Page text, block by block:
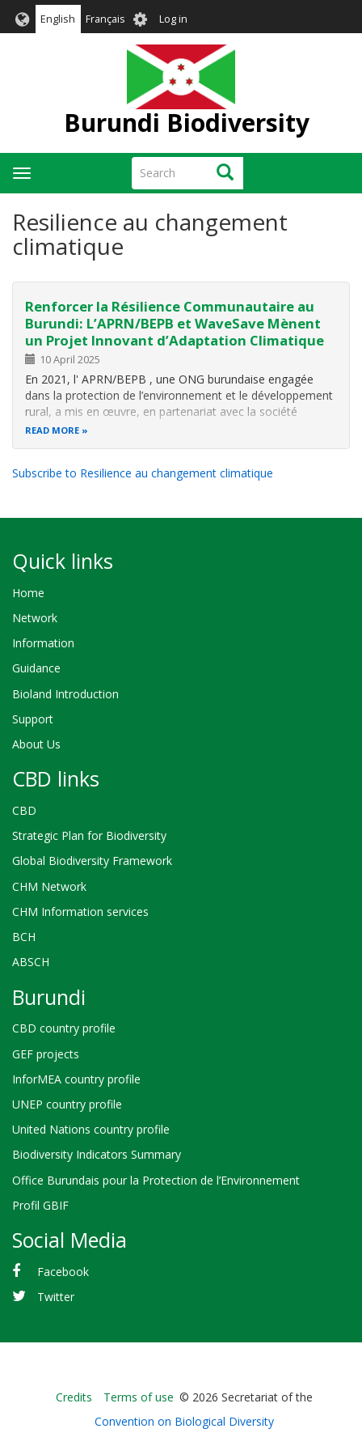
English Français User
account
menu
Log in
Burundi Biodiversity
Search Search
Toggle
navigation
Resilience au changement
climatique
Renforcer la Résilience Communautaire au
Burundi: L’APRN/BEPB et WaveSave Mènent
un Projet Innovant d’Adaptation Climatique
10 April 2025
En 2021, l' APRN/BEPB , une ONG burundaise engagée
dans la protection de l’environnement et le développement
rural, a mis en œuvre, en partenariat avec la société
néerlandaise WaveSave , un projet pi lote dans la
READ MORE
Subscribe to Resilience au changement climatique
Quick links
Home
Network
Information
Guidance
Bioland Introduction
Support
About Us
CBD links
CBD
Strategic Plan for Biodiversity
Global Biodiversity Framework
CHM Network
CHM Information services
BCH
ABSCH
Burundi
CBD country profile
GEF projects
InforMEA country profile
UNEP country profile
United Nations country profile
Biodiversity Indicators Summary
Office Burundais pour la Protection de l’Environnement
Profil GBIF
Social Media
Facebook
Twitter
Bioland
-
Credits Terms of use © 2026 Secretariat of the
Convention on Biological Diversity